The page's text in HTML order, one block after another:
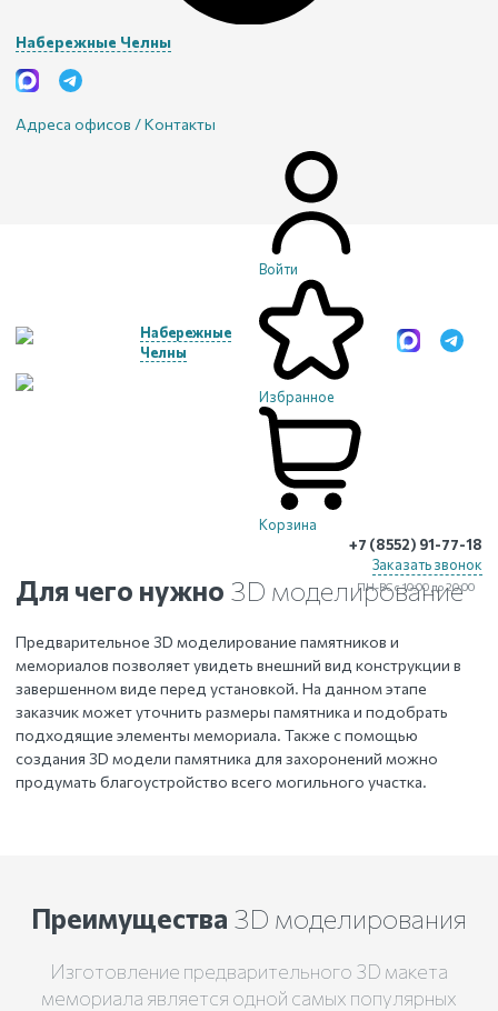
Набережные Челны
Адреса офисов / Контакты
Набережные
Челны
Войти
Избранное
Корзина
+7 (8552) 91-77-18
Заказать звонок
ПН-ВС с 10:00 до 20:00
Для чего нужно 3D моделирование
Предварительное 3D моделирование памятников и
мемориалов позволяет увидеть внешний вид конструкции в
завершенном виде перед установкой. На данном этапе
заказчик может уточнить размеры памятника и подобрать
подходящие элементы мемориала. Также с помощью
создания 3D модели памятника для захоронений можно
продумать благоустройство всего могильного участка.
Преимущества 3D моделирования
Изготовление предварительного 3D макета
мемориала является одной самых популярных